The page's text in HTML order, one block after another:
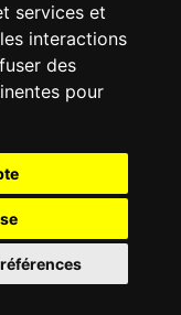
services et
interactions
des
pour
DIN